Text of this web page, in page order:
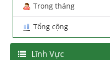
Trong tháng
Tổng cộng
Lĩnh Vực